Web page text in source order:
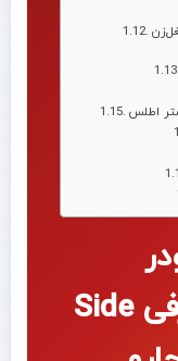
اطلس
بابکت چیست؟ معرفی Side